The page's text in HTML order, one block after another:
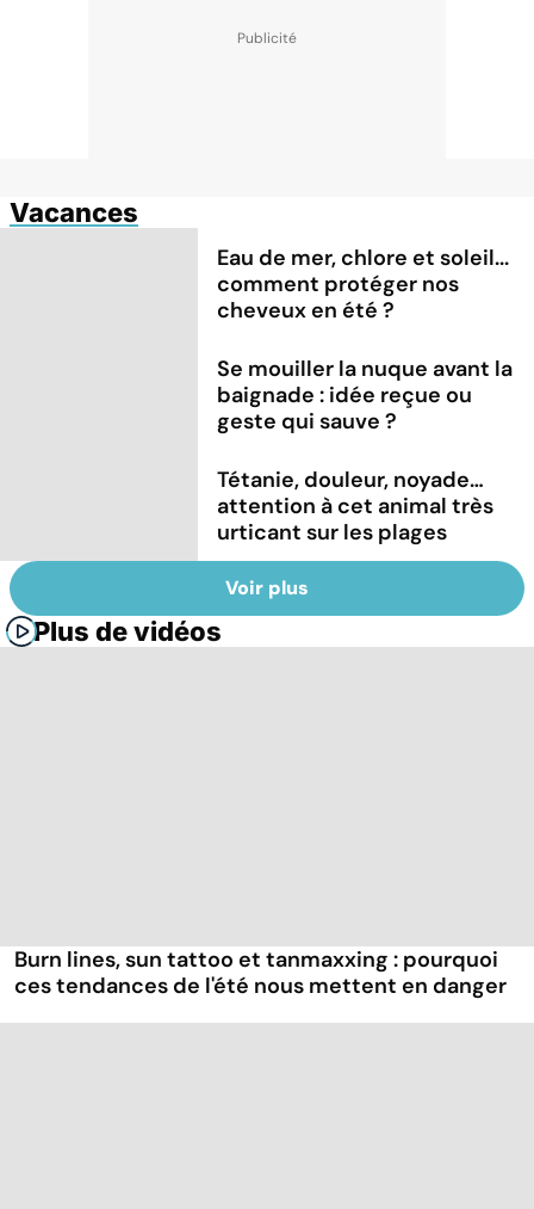
Vacances
Eau de mer, chlore et soleil...
comment protéger nos
cheveux en été ?
Se mouiller la nuque avant la
baignade : idée reçue ou
geste qui sauve ?
Tétanie, douleur, noyade…
attention à cet animal très
urticant sur les plages
Voir plus
Plus de vidéos
Burn lines, sun tattoo et tanmaxxing : pourquoi
ces tendances de l'été nous mettent en danger